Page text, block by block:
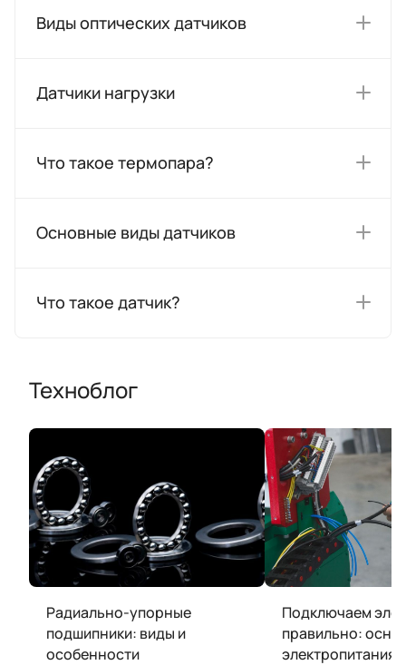
Виды оптических датчиков
Датчики нагрузки
Что такое термопара?
Основные виды датчиков
Что такое датчик?
Техноблог
Радиально-упорные
подшипники: виды и
особенности
Подключаем
правильно:
электропитания